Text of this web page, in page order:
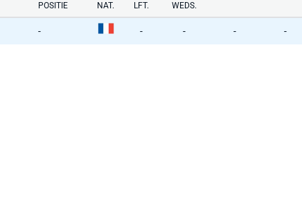
POSITIE NAT. LFT. WEDS.
- - - - -